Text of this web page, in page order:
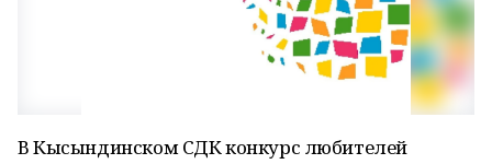
В Кысындинском СДК конкурс любителей